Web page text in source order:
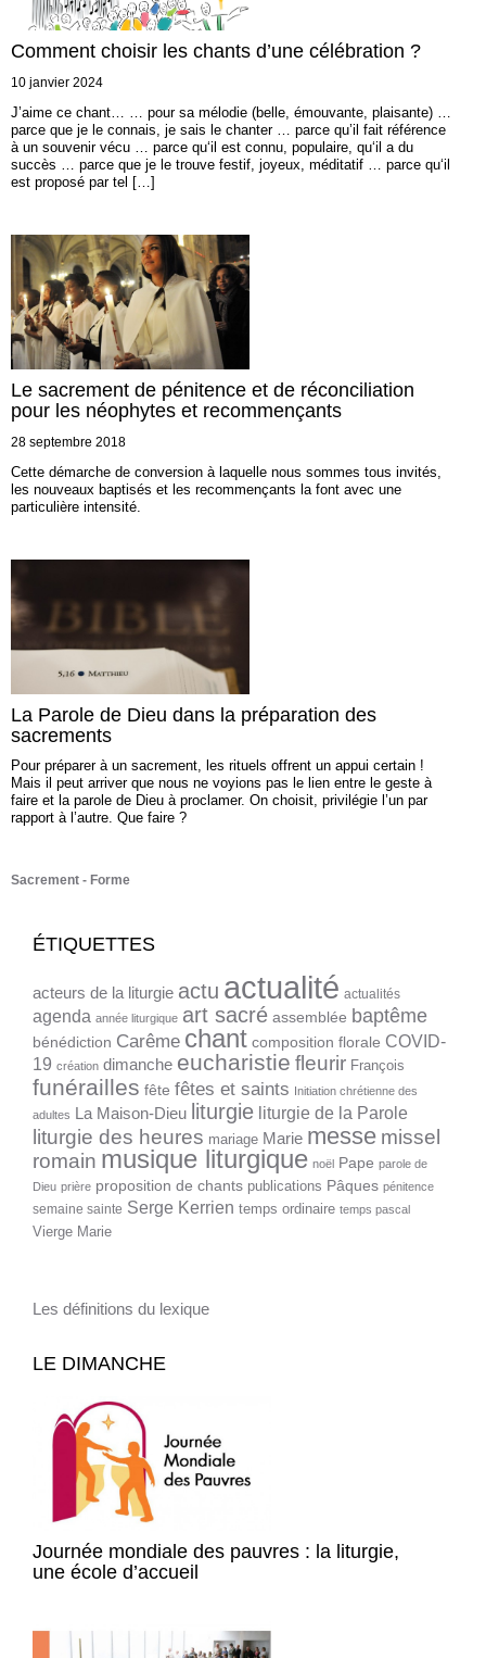
Comment choisir les chants d’une célébration ?
10 janvier 2024
J’aime ce chant… … pour sa mélodie (belle, émouvante, plaisante) …
parce que je le connais, je sais le chanter … parce qu’il fait référence
à un souvenir vécu … parce qu‘il est connu, populaire, qu‘il a du
succès … parce que je le trouve festif, joyeux, méditatif … parce qu‘il
est proposé par tel […]
Le sacrement de pénitence et de réconciliation
pour les néophytes et recommençants
28 septembre 2018
Cette démarche de conversion à laquelle nous sommes tous invités,
les nouveaux baptisés et les recommençants la font avec une
particulière intensité.
La Parole de Dieu dans la préparation des
sacrements
Pour préparer à un sacrement, les rituels offrent un appui certain !
Mais il peut arriver que nous ne voyions pas le lien entre le geste à
faire et la parole de Dieu à proclamer. On choisit, privilégie l’un par
rapport à l’autre. Que faire ?
Sacrement Forme
ÉTIQUETTES
acteurs de la liturgie actu actualité actualités
agenda année liturgique art sacré assemblée baptême
bénédiction Carême chant composition florale COVID-
19 création dimanche eucharistie fleurir François
funérailles fête fêtes et saints
Initiation chrétienne des
adultes La Maison-Dieu liturgie liturgie de la Parole
liturgie des heures mariage Marie messe missel
romain musique liturgique noël Pape parole de
Dieu prière proposition de chants publications Pâques pénitence
semaine sainte Serge Kerrien temps ordinaire temps pascal
Vierge Marie
Les définitions du lexique
LE DIMANCHE
Journée mondiale des pauvres : la liturgie,
une école d’accueil